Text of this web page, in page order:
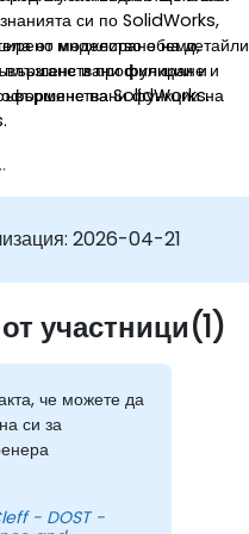
си по SolidWorks,
моделиране на
функции и
оформяне на SolidWorks.
от множество обеми,
и профилиране и
функции на
единици в SolidWorks.
функции за
2026-04-21
участници(1)
че можете да
си за
-